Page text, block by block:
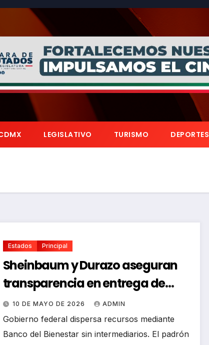
LEGISLATIVO TURISMO DEPORTES
Estados Principal
Sheinbaum y Durazo aseguran
transparencia en entrega de
pensiones en Sonora
10 DE MAYO DE 2026 ADMIN
Gobierno federal dispersa recursos mediante
Banco del Bienestar sin intermediarios. El padrón